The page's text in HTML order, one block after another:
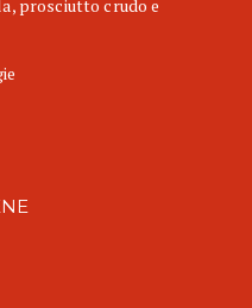
prosciutto crudo e